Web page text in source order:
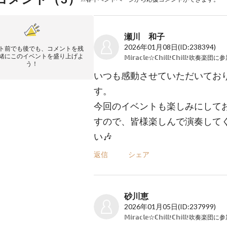
前でも後でも、コメントを残
にこのイベントを盛り上げよ
う！
瀬川 和子
2026年01月08日(ID:238394)
𝕄𝕚𝕣𝕒𝕔𝕝𝕖☆ℂ𝕙𝕚𝕝𝕝!ℂ𝕙𝕚𝕝𝕝!吹奏楽団に参
いつも感動させていただいてお
す。
今回のイベントも楽しみにして
すので、皆様楽しんで演奏して
い🎶
返信 シェア
砂川恵
2026年01月05日(ID:237999)
𝕄𝕚𝕣𝕒𝕔𝕝𝕖☆ℂ𝕙𝕚𝕝𝕝!ℂ𝕙𝕚𝕝𝕝!吹奏楽団に参